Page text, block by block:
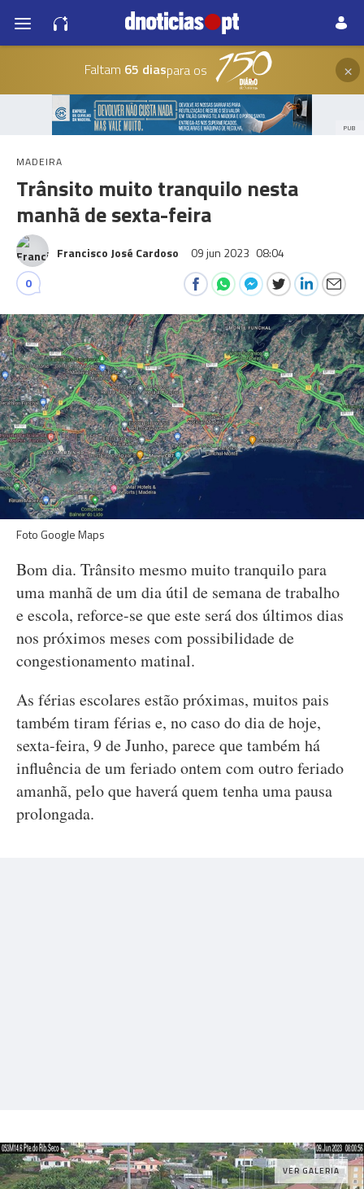
Faltam 65 diaspara os ×
PUB
MADEIRA
Trânsito muito tranquilo nesta
manhã de sexta-feira
Francisco José Cardoso 09 jun 2023 08:04
0
Foto Google Maps
Bom dia. Trânsito mesmo muito tranquilo para
uma manhã de um dia útil de semana de trabalho
e escola, reforce-se que este será dos últimos dias
nos próximos meses com possibilidade de
congestionamento matinal.
As férias escolares estão próximas, muitos pais
também tiram férias e, no caso do dia de hoje,
sexta-feira, 9 de Junho, parece que também há
influência de um feriado ontem com outro feriado
amanhã, pelo que haverá quem tenha uma pausa
prolongada.
VER GALERIA